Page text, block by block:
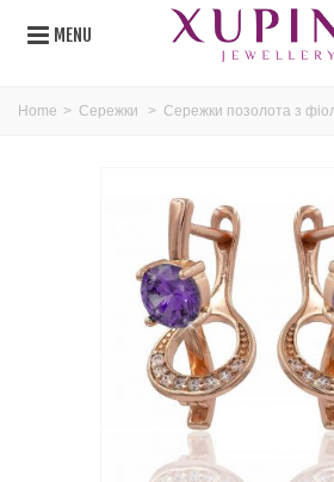
MENU
Home > Сережки > Сережки позолота з